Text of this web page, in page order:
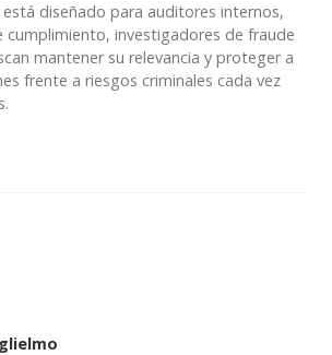
diseñado para auditores internos,
cumplimiento, investigadores de fraude
mantener su relevancia y proteger a
frente a riesgos criminales cada vez